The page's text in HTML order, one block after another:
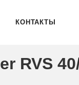
КОНТАКТЫ
RVS